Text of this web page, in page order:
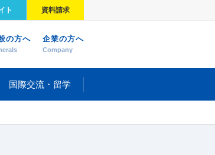
ト 資料請求
の方へ 企業の方へ
Company
国際交流・留学